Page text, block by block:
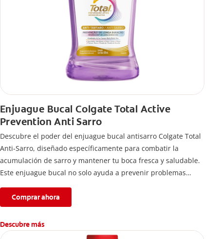
Enjuague Bucal Colgate Total Active
Prevention Anti Sarro
Descubre el poder del enjuague bucal antisarro Colgate Total
Anti-Sarro, diseñado específicamente para combatir la
acumulación de sarro y mantener tu boca fresca y saludable.
Este enjuague bucal no solo ayuda a prevenir problemas
Comprar ahora
Descubre más